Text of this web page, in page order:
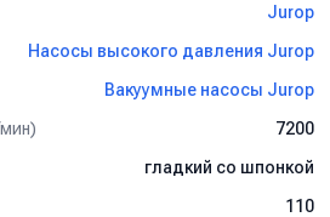
указаны в
Jurop
Насосы высокого давления Jurop
Вакуумные насосы Jurop
7200
гладкий со шпонкой
110